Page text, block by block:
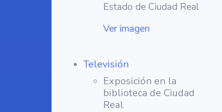
Estado de Ciudad Real
Ver imagen
Televisión
Exposición en la
biblioteca de Ciudad
Real